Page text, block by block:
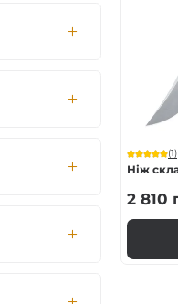
(1)
Ніж
2 810